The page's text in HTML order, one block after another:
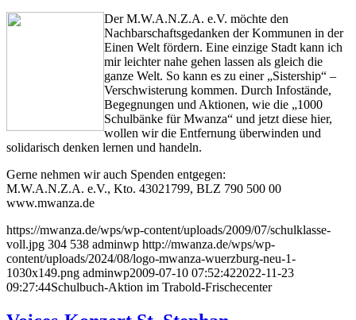
Der M.W.A.N.Z.A. e.V. möchte den
Nachbarschaftsgedanken der Kommunen in der
Einen Welt fördern. Eine einzige Stadt kann ich
mir leichter nahe gehen lassen als gleich die
ganze Welt. So kann es zu einer „Sistership“ –
Verschwisterung kommen. Durch Infostände,
Begegnungen und Aktionen, wie die „1000
Schulbänke für Mwanza“ und jetzt diese hier,
wollen wir die Entfernung überwinden und
solidarisch denken lernen und handeln.
Gerne nehmen wir auch Spenden entgegen:
M.W.A.N.Z.A. e.V., Kto. 43021799, BLZ 790 500 00
www.mwanza.de
https://mwanza.de/wps/wp-content/uploads/2009/07/schulklasse-
voll.jpg 304 538 adminwp http://mwanza.de/wps/wp-
content/uploads/2024/08/logo-mwanza-wuerzburg-neu-1-
1030x149.png adminwp2009-07-10 07:52:422022-11-23
09:27:44Schulbuch-Aktion im Trabold-Frischecenter